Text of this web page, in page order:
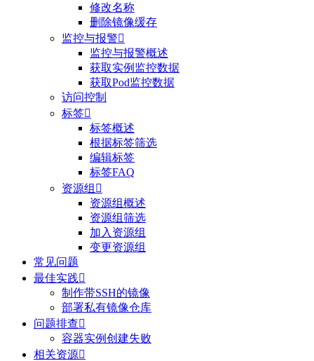
修改名称
删除镜像缓存
监控与报警
监控与报警概述
获取实例监控数据
获取Pod监控数据
访问控制
标签
标签概述
根据标签筛选
编辑标签
标签FAQ
资源组 
资源组概述
资源组筛选
加入资源组
变更资源组
常见问题
最佳实践
制作带SSH的镜像
部署私有镜像仓库
问题排查
容器实例创建失败
相关资源